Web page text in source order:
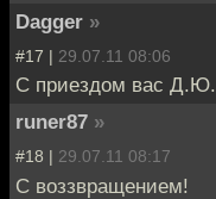
Dagger »
#17 | 29.07.11 08:06
C приездом вас Д.Ю.
runer87 »
#18 | 29.07.11 08:17
C воззвращением!